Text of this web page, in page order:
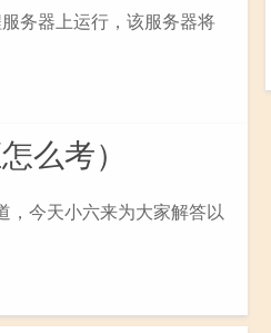
务器上运行，该服务器将
么考）
，今天小六来为大家解答以